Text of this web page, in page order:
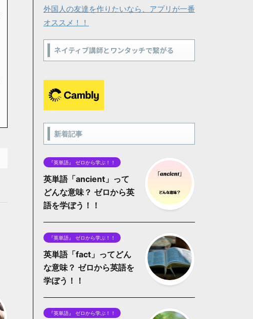
外国人の友達を作りたいなら、アプリが一番
オススメ！！
ネイティブ講師とワンタッチで繋がる
新着記事
『英単語』 ゼロから学ぶ！！
英単語「ancient」って
どんな意味？ ゼロから英
語を学ぼう！！
『英単語』 ゼロから学ぶ！！
英単語「fact」ってどん
な意味？ ゼロから英語を
学ぼう！！
『英単語』 ゼロから学ぶ！！